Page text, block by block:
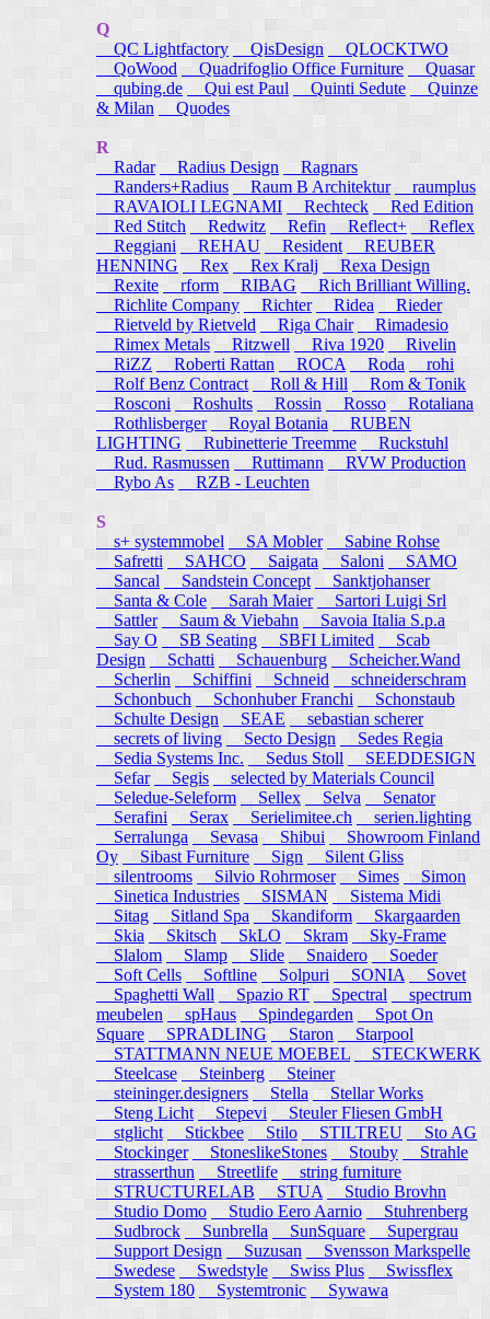
Q
QC Lightfactory
QisDesign
QLOCKTWO
QoWood Quadrifoglio Office Furniture
Quasar
qubing.de
Qui est Paul Quinti Sedute
Quinze
& Milan
Quodes
R
Radar
Radius Design
Ragnars
Randers+Radius
Raum B Architektur raumplus
RAVAIOLI LEGNAMI
Rechteck
Red Edition
Red Stitch
Redwitz Refin Reflect+
Reflex
Reggiani
REHAU Resident
REUBER
HENNING
Rex Rex Kralj
Rexa Design
Rexite
rform RIBAG
Rich Brilliant Willing.
Richlite Company
Richter Ridea
Rieder
Rietveld by Rietveld
Riga Chair
Rimadesio
Rimex Metals
Ritzwell Riva 1920
Rivelin
RiZZ
Roberti Rattan ROCA Roda
rohi
Rolf Benz Contract
Roll & Hill
Rom & Tonik
Rosconi Roshults Rossin Rosso
Rotaliana
Rothlisberger
Royal Botania
RUBEN
LIGHTING
Rubinetterie Treemme
Ruckstuhl
Rud. Rasmussen
Ruttimann
RVW Production
Rybo As
RZB - Leuchten
S
s+ systemmobel
SA Mobler
Sabine Rohse
Safretti
SAHCO Saigata Saloni
SAMO
Sancal
Sandstein Concept
Sanktjohanser
Santa & Cole
Sarah Maier
Sartori Luigi Srl
Sattler
Saum & Viebahn
Savoia Italia S.p.a
Say O
SB Seating SBFI Limited
Scab
Design
Schatti Schauenburg
Scheicher.Wand
Scherlin
Schiffini Schneid
schneiderschram
Schonbuch
Schonhuber Franchi
Schonstaub
Schulte Design
SEAE
sebastian scherer
secrets of living
Secto Design
Sedes Regia
Sedia Systems Inc.
Sedus Stoll
SEEDDESIGN
Sefar
Segis
selected by Materials Council
Seledue-Seleform
Sellex Selva
Senator
Serafini
Serax Serielimitee.ch
serien.lighting
Serralunga
Sevasa Shibui
Showroom Finland
Oy
Sibast Furniture Sign
Silent Gliss
silentrooms
Silvio Rohrmoser Simes Simon
Sinetica Industries
SISMAN
Sistema Midi
Sitag
Sitland Spa Skandiform
Skargaarden
Skia
Skitsch SkLO Skram
Sky-Frame
Slalom
Slamp Slide Snaidero
Soeder
Soft Cells
Softline Solpuri SONIA
Sovet
Spaghetti Wall
Spazio RT Spectral
spectrum
meubelen
spHaus Spindegarden
Spot On
Square
SPRADLING Staron
Starpool
STATTMANN NEUE MOEBEL
STECKWERK
Steelcase
Steinberg
Steiner
steininger.designers
Stella Stellar Works
Steng Licht
Stepevi
Steuler Fliesen GmbH
stglicht
Stickbee Stilo STILTREU
Sto AG
Stockinger
StoneslikeStones Stouby
Strahle
strasserthun
Streetlife
string furniture
STRUCTURELAB
STUA
Studio Brovhn
Studio Domo
Studio Eero Aarnio
Stuhrenberg
Sudbrock
Sunbrella SunSquare
Supergrau
Support Design
Suzusan
Svensson Markspelle
Swedese
Swedstyle Swiss Plus
Swissflex
System 180
Systemtronic Sywawa